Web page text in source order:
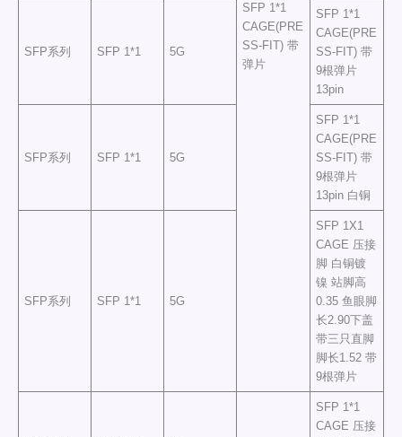
SFP 1*1
CAGE(PRE
SS-FIT) 带
弹片
SFP系列 SFP 1*1 5G
SFP 1*1
CAGE(PRE
SS-FIT) 带
9根弹片
13pin
SFP系列 SFP 1*1 5G
SFP 1*1
CAGE(PRE
SS-FIT) 带
9根弹片
13pin 白铜
SFP系列 SFP 1*1 5G
SFP 1X1
CAGE 压接
脚 白铜镀
镍 站脚高
0.35 鱼眼脚
长2.90下盖
带三只直脚
脚长1.52 带
9根弹片
SFP 1*1
CAGE 压接